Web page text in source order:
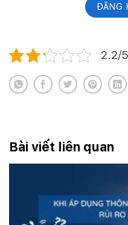
ĐĂNG
2.2/
Bài viết liên quan